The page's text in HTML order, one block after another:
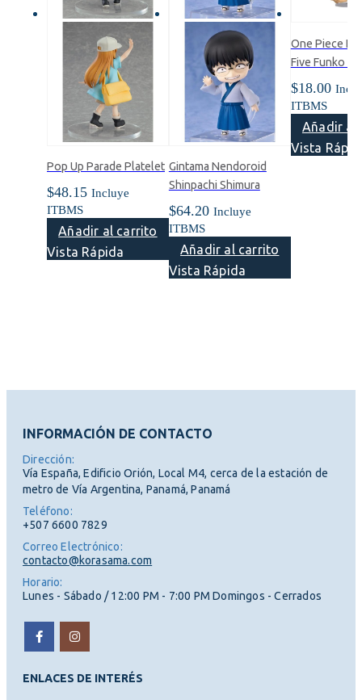
Pop Up Parade Platelet
$48.15 Incluye
ITBMS
Añadir al carrito
Vista Rápida
Gintama Nendoroid
Shinpachi Shimura
$64.20 Incluye
ITBMS
Añadir al carrito
Vista Rápida
One Piece
Five Funko
$18.00
ITBMS
Añadir al
Vista
INFORMACIÓN DE CONTACTO
Dirección:
Vía España, Edificio Orión, Local M4, cerca de la estación de
metro de Vía Argentina, Panamá, Panamá
Teléfono:
+507 6600 7829
Correo Electrónico:
contacto@korasama.com
Horario:
Lunes - Sábado / 12:00 PM - 7:00 PM Domingos - Cerrados
ENLACES DE INTERÉS